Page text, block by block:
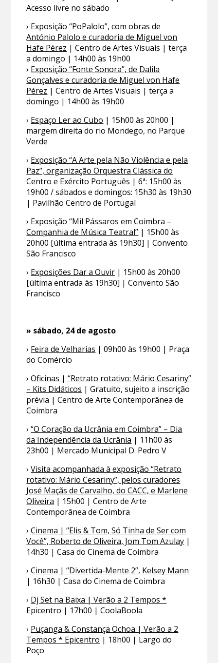
Acesso livre no sábado
› Exposição “PoPalolo”, com obras de
António Palolo e curadoria de Miguel von
Hafe Pérez | Centro de Artes Visuais | terça
a domingo | 14h00 às 19h00
› Exposição “Fonte Sonora”, de Dalila
Gonçalves e curadoria de Miguel von Hafe
Pérez | Centro de Artes Visuais | terça a
domingo | 14h00 às 19h00
› Espaço Ler ao Cubo | 15h00 às 20h00 |
margem direita do rio Mondego, no Parque
Verde
› Exposição “A Arte pela Não Violência e pela
Paz”, organização Orquestra Clássica do
Centro e Exército Português | 6ª: 15h00 às
19h00 / sábados e domingos: 15h30 às 19h30
| Pavilhão Centro de Portugal
› Exposição “Mil Pássaros em Coimbra –
Companhia de Música Teatral” | 15h00 às
20h00 [última entrada às 19h30] | Convento
São Francisco
› Exposições Dar a Ouvir | 15h00 às 20h00
[última entrada às 19h30] | Convento São
Francisco
» sábado, 24 de agosto
› Feira de Velharias | 09h00 às 19h00 | Praça
do Comércio
›Oficinas | “Retrato rotativo: Mário Cesariny”
– Kits Didáticos | Gratuito, sujeito a inscrição
prévia | Centro de Arte Contemporânea de
Coimbra
›“O Coração da Ucrânia em Coimbra” – Dia
da Independência da Ucrânia | 11h00 às
23h00 | Mercado Municipal D. Pedro V
›Visita acompanhada à exposição “Retrato
rotativo: Mário Cesariny”, pelos curadores
José Maçãs de Carvalho, do CACC, e Marlene
Oliveira | 15h00 | Centro de Arte
Contemporânea de Coimbra
›Cinema | “Elis & Tom, Só Tinha de Ser com
Você”, Roberto de Oliveira, Jom Tom Azulay |
14h30 | Casa do Cinema de Coimbra
›Cinema | “Divertida-Mente 2”, Kelsey Mann
| 16h30 | Casa do Cinema de Coimbra
› Dj Set na Baixa | Verão a 2 Tempos *
Epicentro | 17h00 | CoolaBoola
› Puçanga & Constança Ochoa | Verão a 2
Tempos * Epicentro | 18h00 | Largo do
Poço